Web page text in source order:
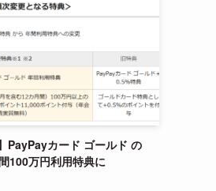
PayPayカード ゴールド の
100万円利用特典に